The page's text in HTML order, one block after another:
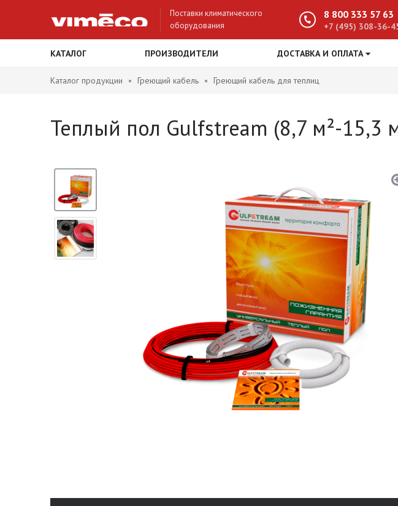
Поставки климатического
оборудования
8 800 333 57 63
+7 (495) 308-36-
КАТАЛОГ ПРОИЗВОДИТЕЛИ ДОСТАВКА И ОПЛАТА
Каталог продукции Греющий кабель Греющий кабель для теплиц
Теплый пол Gulfstream (8,7 м²-15,3